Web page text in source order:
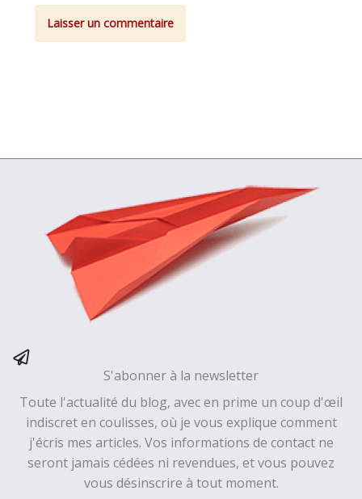
S'abonner à la newsletter
Toute l'actualité du blog, avec en prime un coup d'œil
indiscret en coulisses, où je vous explique comment
j'écris mes articles. Vos informations de contact ne
seront jamais cédées ni revendues, et vous pouvez
vous désinscrire à tout moment.